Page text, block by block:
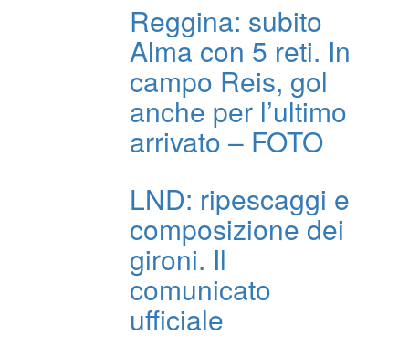
Reggina: subito
Alma con 5 reti. In
campo Reis, gol
anche per l’ultimo
arrivato – FOTO
LND: ripescaggi e
composizione dei
gironi. Il
comunicato
ufficiale